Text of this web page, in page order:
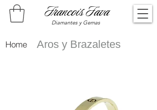
Diamantes y Gemas
Francois Fava
Home Aros y Brazaletes